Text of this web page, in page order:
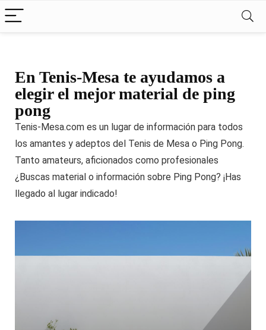
En Tenis-Mesa te ayudamos a
elegir el mejor material de ping
pong
Tenis-Mesa.com es un lugar de información para todos
los amantes y adeptos del Tenis de Mesa o Ping Pong.
Tanto amateurs, aficionados como profesionales
¿Buscas material o información sobre Ping Pong? ¡Has
llegado al lugar indicado!